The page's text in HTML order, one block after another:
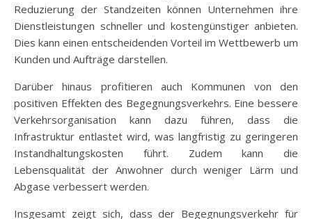
Reduzierung der Standzeiten können Unternehmen ihre
Dienstleistungen schneller und kostengünstiger anbieten.
Dies kann einen entscheidenden Vorteil im Wettbewerb um
Kunden und Aufträge darstellen.
Darüber hinaus profitieren auch Kommunen von den
positiven Effekten des Begegnungsverkehrs. Eine bessere
Verkehrsorganisation kann dazu führen, dass die
Infrastruktur entlastet wird, was langfristig zu geringeren
Instandhaltungskosten führt. Zudem kann die
Lebensqualität der Anwohner durch weniger Lärm und
Abgase verbessert werden.
Insgesamt zeigt sich, dass der Begegnungsverkehr für